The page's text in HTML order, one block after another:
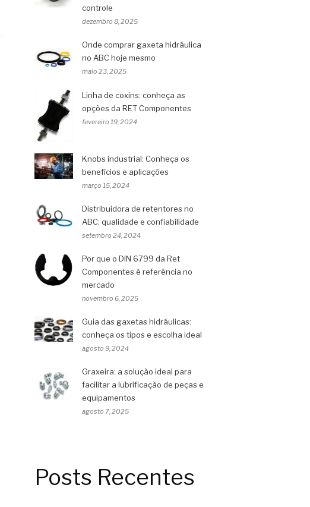
controle
dezembro 8, 2025
Onde comprar gaxeta hidráulica
no ABC hoje mesmo
maio 23, 2025
Linha de coxins: conheça as
opções da RET Componentes
fevereiro 19, 2024
Knobs industrial: Conheça os
benefícios e aplicações
março 15, 2024
Distribuidora de retentores no
ABC: qualidade e confiabilidade
setembro 24, 2024
Por que o DIN 6799 da Ret
Componentes é referência no
mercado
novembro 6, 2025
Guia das gaxetas hidráulicas:
conheça os tipos e escolha ideal
agosto 9, 2024
Graxeira: a solução ideal para
facilitar a lubrificação de peças e
equipamentos
agosto 7, 2025
Posts Recentes